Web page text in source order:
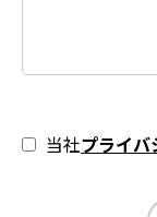
当社プライバ